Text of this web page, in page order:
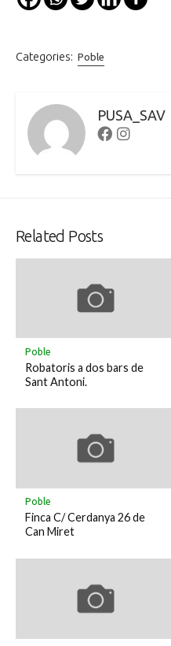
Categories: Poble
PUSA_SAV
FacebookInstagram
Related Posts
Poble
Robatoris a dos bars de
Sant Antoni.
Poble
Finca C/ Cerdanya 26 de
Can Miret